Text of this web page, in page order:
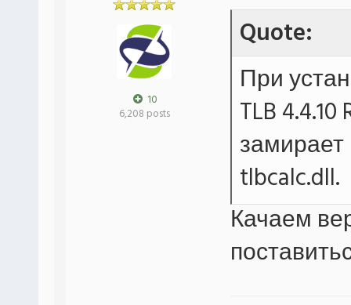
10
6,208 posts
Quote:
При
TLB
замирает
tlbcalc.dll.
Качаем